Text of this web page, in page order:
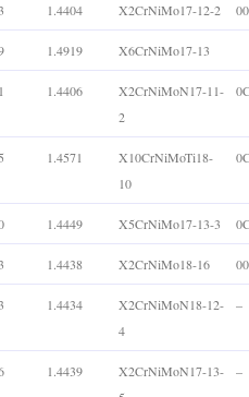
1.4404 X2CrNiMo17-12-2
1.4919 X6CrNiMo17-13
1.4406
X2CrNiMoN17-11-
2
1.4571
X10CrNiMoTi18-
10
1.4449 X5CrNiMo17-13-3
1.4438 X2CrNiMo18-16
1.4434
X2CrNiMoN18-12-
4
–
1.4439
X2CrNiMoN17-13-
–